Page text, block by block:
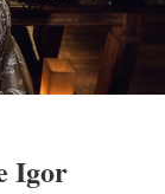
Igor